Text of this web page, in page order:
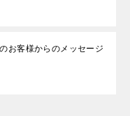
お客様からのメッセージ